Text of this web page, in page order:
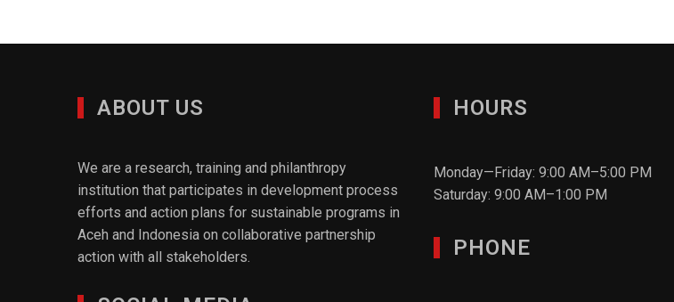
ABOUT US
We are a research, training and philanthropy
institution that participates in development process
efforts and action plans for sustainable programs in
Aceh and Indonesia on collaborative partnership
action with all stakeholders.
HOURS
Monday—Friday: 9:00 AM–5:00 PM
Saturday: 9:00 AM–1:00 PM
PHONE